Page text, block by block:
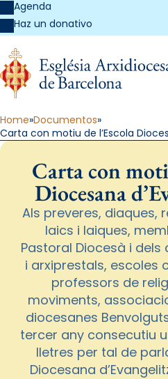
Agenda
Haz un donativo
Home Documentos
Carta con motiu de l’Escola
Carta con
Diocesana
Als preveres, diaques,
laics i laiques,
Pastoral Diocesà i
i arxiprestals, escoles
professors de
moviments,
diocesanes
tercer any consecutiu
lletres per tal de
Diocesana